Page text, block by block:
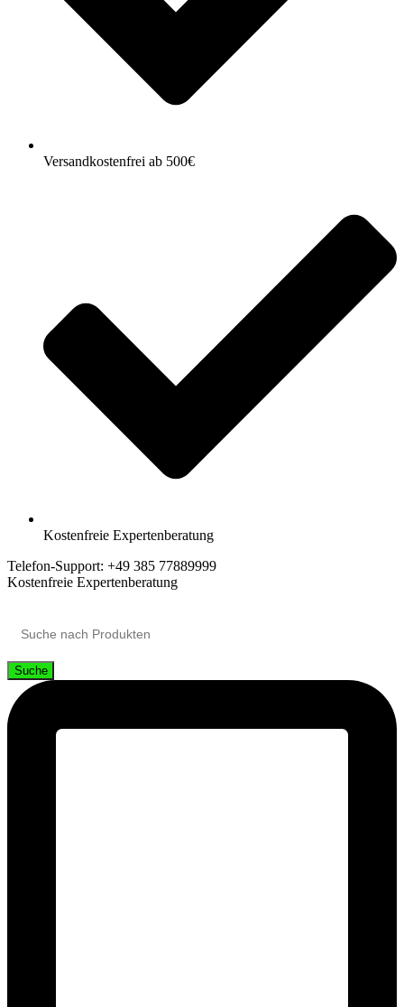
Versandkostenfrei ab 500€
Kostenfreie Expertenberatung
Telefon-Support: +49 385 77889999
Kostenfreie Expertenberatung
Suche